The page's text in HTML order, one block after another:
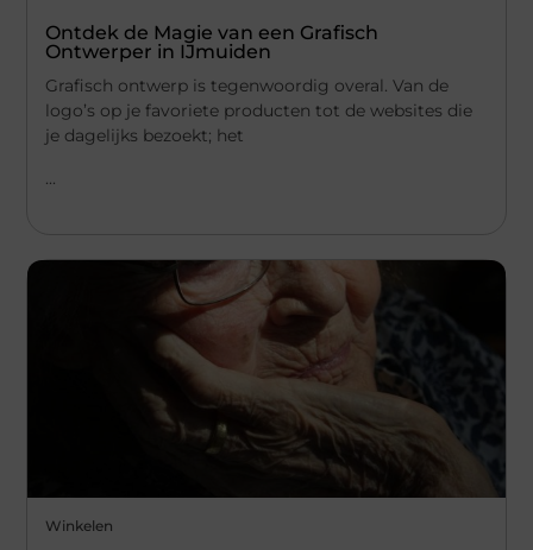
Ontdek de Magie van een Grafisch
Ontwerper in IJmuiden
Grafisch ontwerp is tegenwoordig overal. Van de
logo’s op je favoriete producten tot de websites die
je dagelijks bezoekt; het
...
Winkelen